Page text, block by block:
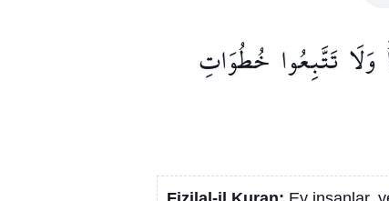
وَلَا تَتَّبِعُوا خُطُوَاتِ